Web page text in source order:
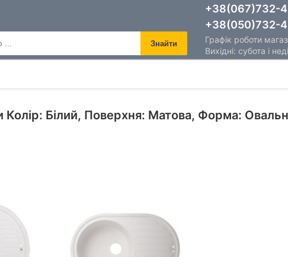
Знайти
+38(067)732-
+38(050)732-
Графік роботи
Вихідні: субота і
Колір: Білий, Поверхня: Матова, Форма: